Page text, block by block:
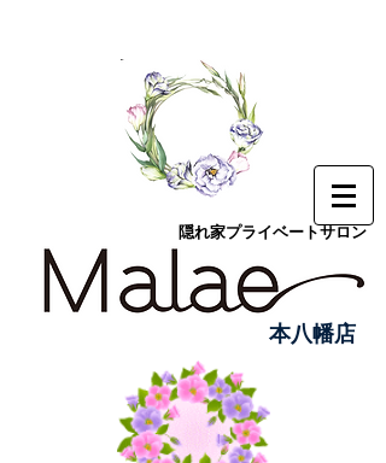
隠れ家プライベートサロン
本八幡店